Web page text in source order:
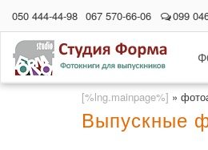
050 444-44-98 067 570-66-06 099
[%lng.mainpage%] »
Выпускные